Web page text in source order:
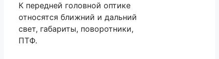
К передней головной оптике
относятся ближний и дальний
свет, габариты, поворотники,
ПТФ.